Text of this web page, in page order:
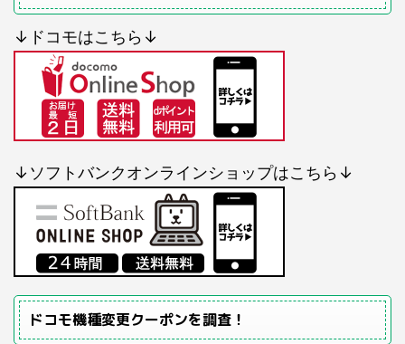
↓ドコモはこちら↓
↓ソフトバンクオンラインショップはこちら↓
ドコモ機種変更クーポンを調査！